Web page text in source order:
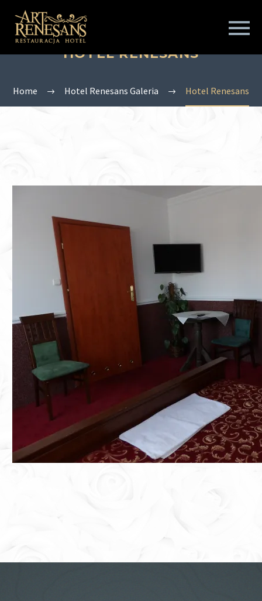
HOTEL RENESANS
Home Hotel Renesans Galeria Hotel Renesans